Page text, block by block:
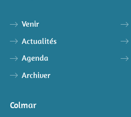
Venir
Actualités
Agenda
Archiver
Colmar